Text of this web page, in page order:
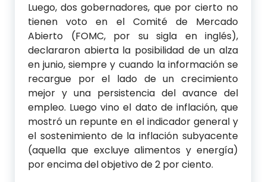
Luego, dos gobernadores, que por cierto no
tienen voto en el Comité de Mercado
Abierto (FOMC, por su sigla en inglés),
declararon abierta la posibilidad de un alza
en junio, siempre y cuando la información se
recargue por el lado de un crecimiento
mejor y una persistencia del avance del
empleo. Luego vino el dato de inflación, que
mostró un repunte en el indicador general y
el sostenimiento de la inflación subyacente
(aquella que excluye alimentos y energía)
por encima del objetivo de 2 por ciento.